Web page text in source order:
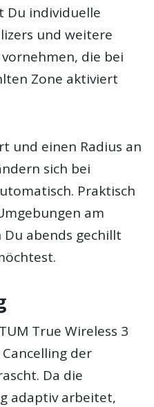
Du individuelle
und weitere
die bei
Zone aktiviert
und einen Radius an
sich bei
Praktisch
am
abends gechillt
True Wireless 3
der
Da die
adaptiv arbeitet,